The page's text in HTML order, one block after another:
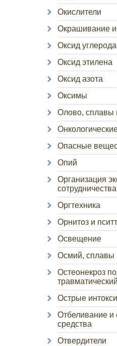
Окислители
Окрашивание и
Оксид углерода
Оксид этилена
Оксид азота
Оксимы
Олово, сплавы
Опасные
Опий
Организация
Оргтехника
Орнитоз и
Освещение
Осмий, сплавы
Остеонекроз
травматический
Острые
Отбеливание
средства
Отвердители